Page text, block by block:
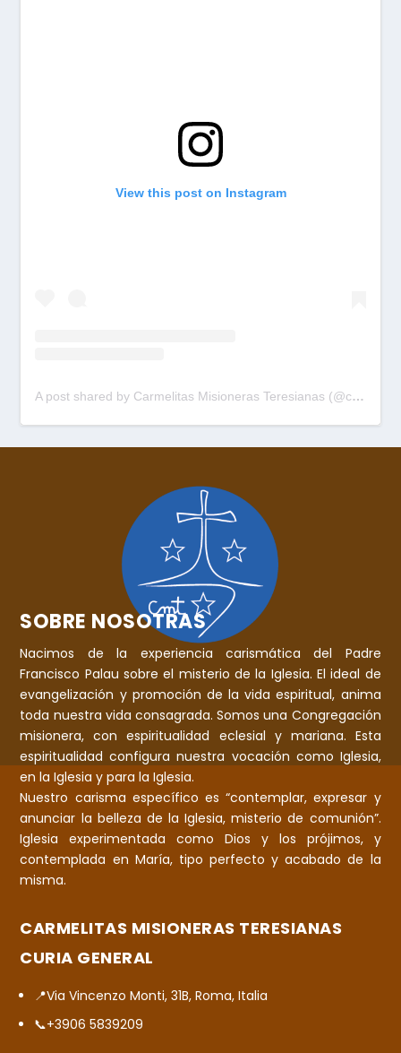
View this post on Instagram
A post shared by Carmelitas Misioneras Teresianas (@cmtpalau)
SOBRE NOSOTRAS
Nacimos de la experiencia carismática del Padre
Francisco Palau sobre el misterio de la Iglesia. El ideal de
evangelización y promoción de la vida espiritual, anima
toda nuestra vida consagrada. Somos una Congregación
misionera, con espiritualidad eclesial y mariana. Esta
espiritualidad configura nuestra vocación como Iglesia,
en la Iglesia y para la Iglesia.
Nuestro carisma específico es “contemplar, expresar y
anunciar la belleza de la Iglesia, misterio de comunión”.
Iglesia experimentada como Dios y los prójimos, y
contemplada en María, tipo perfecto y acabado de la
misma.
CARMELITAS MISIONERAS TERESIANAS
CURIA GENERAL
📍Via Vincenzo Monti, 31B, Roma, Italia
📞+3906 5839209